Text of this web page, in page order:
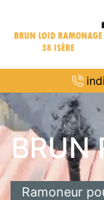
BRUN
Ramoneur